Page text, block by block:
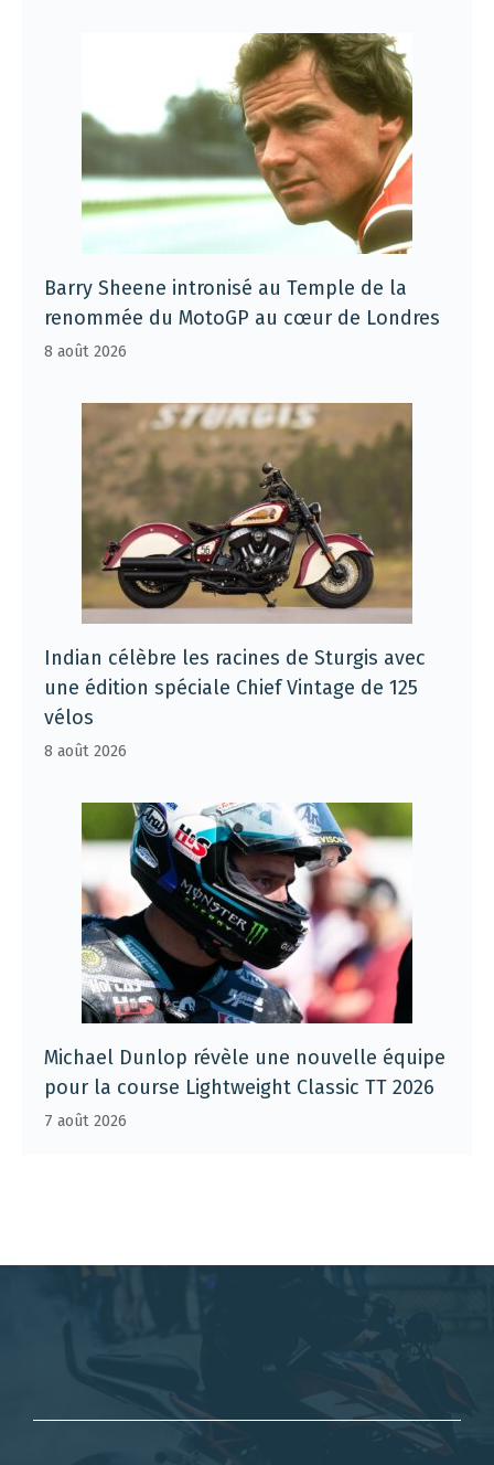
Barry Sheene intronisé au Temple de la
renommée du MotoGP au cœur de Londres
8 août 2026
Indian célèbre les racines de Sturgis avec
une édition spéciale Chief Vintage de 125
vélos
8 août 2026
Michael Dunlop révèle une nouvelle équipe
pour la course Lightweight Classic TT 2026
7 août 2026